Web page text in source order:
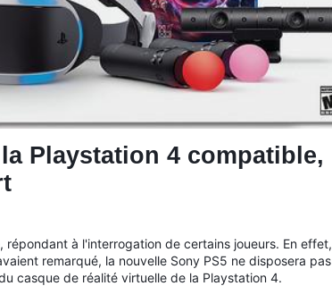
Playstation 4 compatible,
répondant à l'interrogation de certains joueurs. En effet,
remarqué, la nouvelle Sony PS5 ne disposera pas
casque de réalité virtuelle de la Playstation 4.